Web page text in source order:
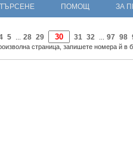
ТЪРСЕНЕ ПОМОЩ ЗА
5 28 29 31 32 97 98
страница, запишете номера й в